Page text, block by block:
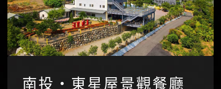
南投‧東星屋景觀餐廳